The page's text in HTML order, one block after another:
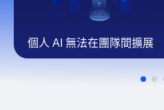
個人 AI 無法在團隊間擴展